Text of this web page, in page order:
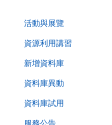
活動與展覽
資源利用講習
新增資料庫
資料庫異動
資料庫試用
服務公告